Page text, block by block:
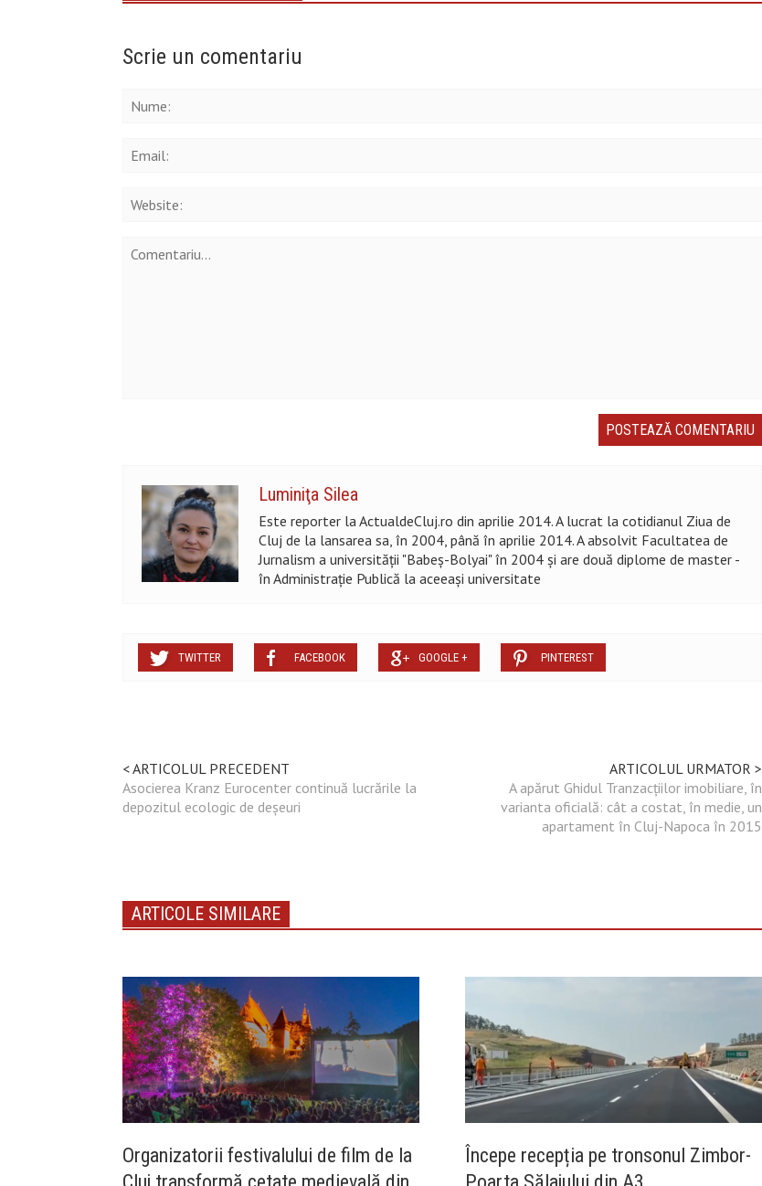
Scrie un comentariu
Luminiţa Silea
Este reporter la ActualdeCluj.ro din aprilie 2014. A lucrat la cotidianul Ziua de
Cluj de la lansarea sa, în 2004, până în aprilie 2014. A absolvit Facultatea de
Jurnalism a universității "Babeș-Bolyai" în 2004 şi are două diplome de master -
în Administraţie Publică la aceeaşi universitate
TWITTER FACEBOOK GOOGLE + PINTEREST
< ARTICOLUL PRECEDENT
Asocierea Kranz Eurocenter continuă lucrările la
depozitul ecologic de deșeuri
ARTICOLUL URMATOR >
A apărut Ghidul Tranzacțiilor imobiliare, în
varianta oficială: cât a costat, în medie, un
apartament în Cluj-Napoca în 2015
ARTICOLE SIMILARE
Organizatorii festivalului de film de la
Începe recepția pe tronsonul Zimbor-